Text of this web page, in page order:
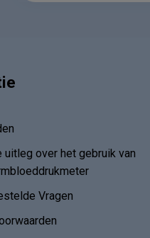
uitleg over het gebruik van
Vragen